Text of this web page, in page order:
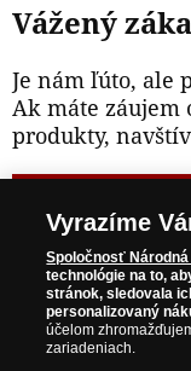
Vážený
Je nám ľúto, ale
Ak máte záujem
produkty,
Prosím
Vyrazíme
Spoločnosť Národná
technológie na to,
stránok, sledovala
personalizovaný
účelom
zariadeniach.